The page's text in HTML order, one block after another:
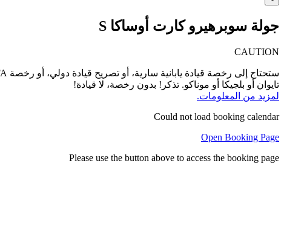
جولة سوبرهيرو كارت أوساكا S
CAUTION
تايوان أو بلجيكا أو موناكو. تذكر! بدون رخصة، لا قيادة!
لمزيد من المعلومات.
Could not load booking calendar
Open Booking Page
Please use the button above to access the booking page